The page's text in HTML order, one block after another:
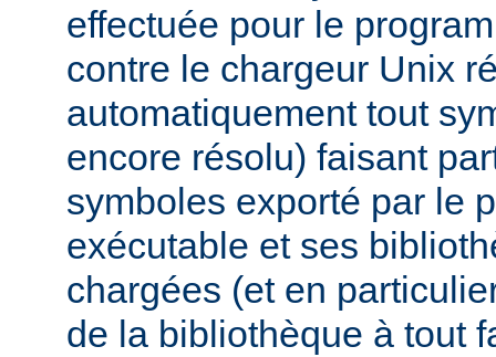
effectuée pour le
contre le chargeur Unix
automatiquement tout
encore résolu) faisant
symboles exporté par le
exécutable et ses
chargées (et en
de la bibliothèque à tout